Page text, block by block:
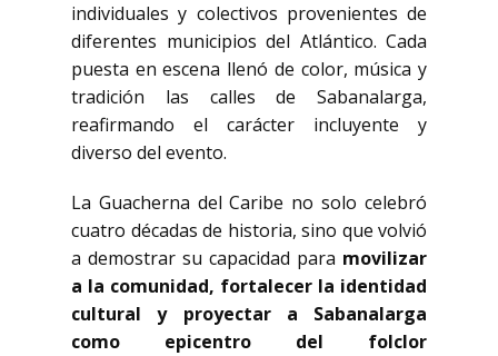
individuales y colectivos provenientes de
diferentes municipios del Atlántico. Cada
puesta en escena llenó de color, música y
tradición las calles de Sabanalarga,
reafirmando el carácter incluyente y
diverso del evento.
La Guacherna del Caribe no solo celebró
cuatro décadas de historia, sino que volvió
a demostrar su capacidad para movilizar
a la comunidad, fortalecer la identidad
cultural y proyectar a Sabanalarga
como epicentro del folclor